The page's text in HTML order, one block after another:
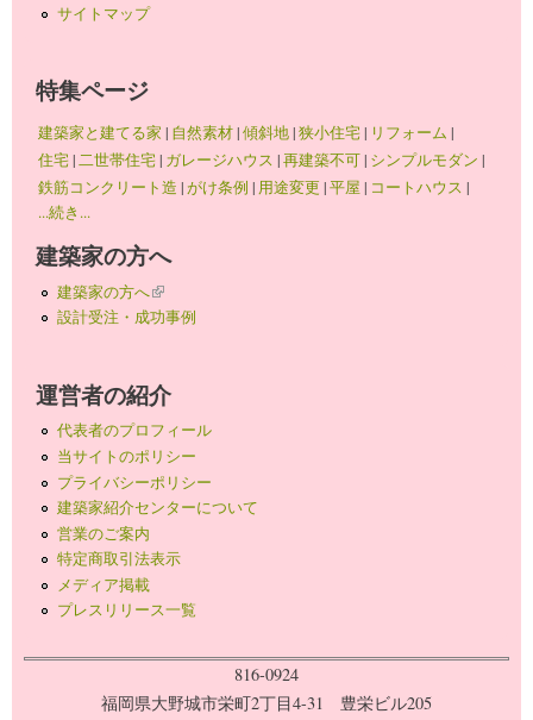
サイトマップ
特集ページ
建築家と建てる家 | 自然素材|傾斜地|狭小住宅| リフォーム |
住宅|二世帯住宅| ガレージハウス |再建築不可| シンプルモダン |
鉄筋コンクリート造 |がけ条例 | 用途変更 |平屋 | コートハウス |
...続き...
建築家の方へ
建築家の方へ(link is external)
設計受注・成功事例
運営者の紹介
代表者のプロフィール
当サイトのポリシー
プライバシーポリシー
建築家紹介センターについて
営業のご案内
特定商取引法表示
メディア掲載
プレスリリース一覧
816-0924
福岡県大野城市栄町2丁目4-31 豊栄ビル205